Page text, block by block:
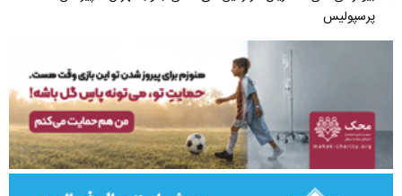
پرسپولیس